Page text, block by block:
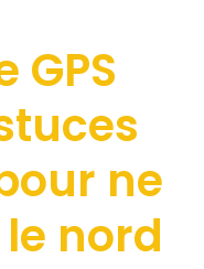
GPS
ne
nord